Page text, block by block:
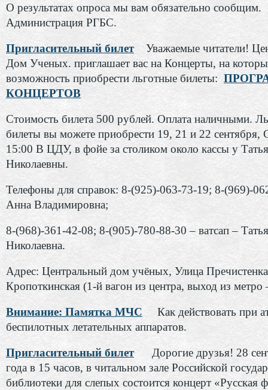
О результатах опроса мы вам обязательно сообщим.
Администрация РГБС.
Пригласительный билет
Уважаемые читатели!
Дом Ученых. приглашает вас на Концерты, на
возможность приобрести льготные билеты:
КОНЦЕРТОВ
Стоимость билета 500 рублей. Оплата наличными.
билеты вы можете приобрести 19, 21 и 22 сентября,
15:00 В ЦДУ, в фойе за столиком около кассы у
Николаевны.
Телефоны для справок: 8-(925)-063-73-19; 8-(969)-
Анна Владимировна;
8-(968)-361-42-08; 8-(905)-780-88-30 – ватсап –
Николаевна.
Адрес: Центральный дом учёных, Улица
Кропоткинская (1-й вагон из центра, выход из метро
Внимание: Памятка МЧС
Как действовать при
беспилотных летательных аппаратов.
Пригласительный билет
Дорогие друзья! 28
года в 15 часов, в читальном зале Российской
библиотеки для слепых состоится концерт «Русская